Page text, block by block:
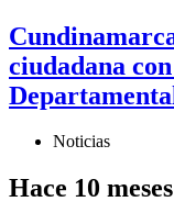
ciudadana
Noticias
Hace 10 meses